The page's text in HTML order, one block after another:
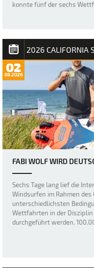
konnte fünf der sechs
02
08.2026
FABI WOLF WIRD
Sechs Tage lang lief die
Windsurfen im Rahmen des
unterschiedlichsten
Wettfahrten in der Disziplin
durchgeführt werden.